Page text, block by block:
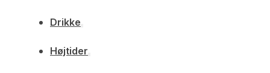
Drikke
Højtider